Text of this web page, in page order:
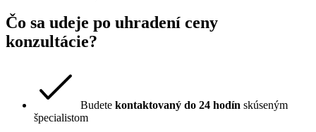
Čo sa udeje po uhradení ceny
konzultácie?
Budete kontaktovaný do 24 hodín skúseným
špecialistom